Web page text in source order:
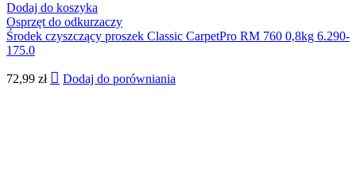
Dodaj do koszyka
Osprzęt do odkurzaczy
Środek czyszczący proszek Classic CarpetPro RM 760 0,8kg 6.290-
175.0
72,99 zł Dodaj do porówniania